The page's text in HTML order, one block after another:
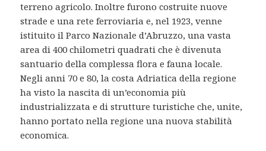
terreno agricolo. Inoltre furono costruite nuove
strade e una rete ferroviaria e, nel 1923, venne
istituito il Parco Nazionale d’Abruzzo, una vasta
area di 400 chilometri quadrati che è divenuta
santuario della complessa flora e fauna locale.
Negli anni 70 e 80, la costa Adriatica della regione
ha visto la nascita di un’economia più
industrializzata e di strutture turistiche che, unite,
hanno portato nella regione una nuova stabilità
economica.